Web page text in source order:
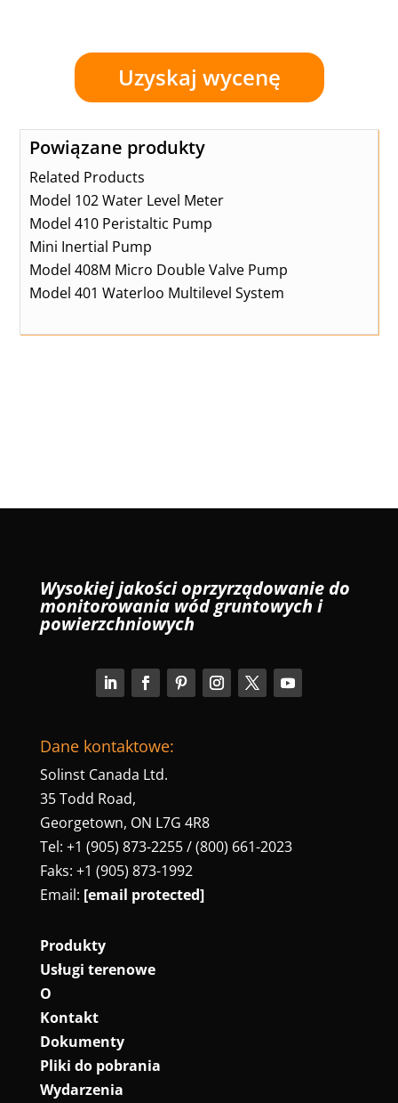
Uzyskaj wycenę
Powiązane produkty
Related Products
Model 102 Water Level Meter
Model 410 Peristaltic Pump
Mini Inertial Pump
Model 408M Micro Double Valve Pump
Model 401 Waterloo Multilevel System
Wysokiej jakości oprzyrządowanie do
monitorowania wód gruntowych i
powierzchniowych
Dane kontaktowe:
Solinst Canada Ltd.
35 Todd Road,
Georgetown, ON L7G 4R8
Tel: +1 (905) 873-2255 / (800) 661-2023
Faks: +1 (905) 873-1992
Email: [email protected]
Produkty
Usługi terenowe
O
Kontakt
Dokumenty
Pliki do pobrania
Wydarzenia